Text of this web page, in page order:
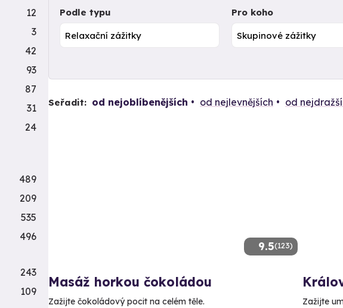
Podle typu Pro koho
Seřadit: od nejoblíbenějších od nejlevnějších od
9.5(123)
Masáž horkou čokoládou
Zažijte čokoládový pocit na celém těle. Zažijte
12
3
42
93
87
31
24
489
209
535
496
243
109